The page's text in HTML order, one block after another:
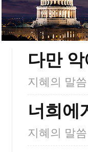
다만
지혜의 말씀
너희에
지혜의 말씀